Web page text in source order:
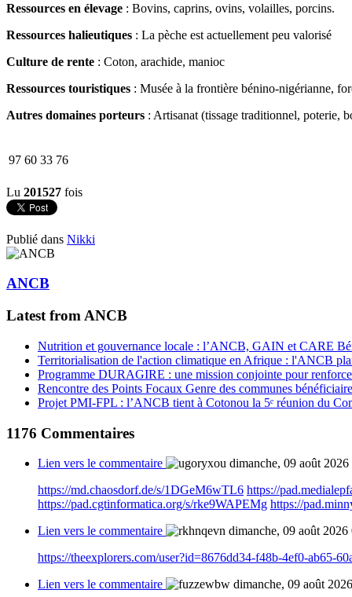
Ressources en élevage : Bovins, caprins, ovins, volailles, porcins.
Ressources halieutiques : La pèche est actuellement peu valorisé
Culture de rente : Coton, arachide, manioc
Ressources touristiques : Musée à la frontière bénino-nigérianne,
Autres domaines porteurs : Artisanat (tissage traditionnel, poterie,
97 60 33 76
Lu 201527 fois
Publié dans Nikki
ANCB
Latest from ANCB
Nutrition et gouvernance locale : l’ANCB, GAIN et CARE
Territorialisation de l'action climatique en Afrique : l'ANCB
Programme DURAGIRE : une mission conjointe pour
Rencontre des Points Focaux Genre des communes
Projet PMI-FPL : l’ANCB tient à Cotonou la 5ᵉ réunion du
1176 Commentaires
Lien vers le commentaire
dimanche, 09 août 2026
https://md.chaosdorf.de/s/1DGeM6wTL6 https://
https://pad.cgtinformatica.org/s/rke9WAPEMg https://
Lien vers le commentaire
dimanche, 09 août 2026
https://theexplorers.com/user?id=8676dd34-f48b-4ef0-ab65-
Lien vers le commentaire
dimanche, 09 août